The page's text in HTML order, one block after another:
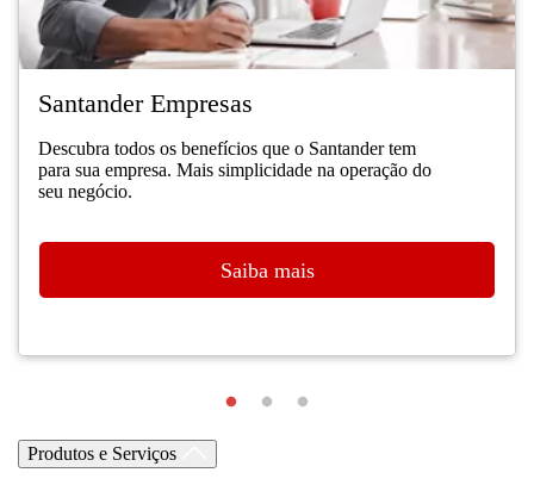
Santander Empresas
Descubra todos os benefícios que o Santander tem
para sua empresa. Mais simplicidade na operação do
seu negócio.
Saiba mais
Produtos e Serviços